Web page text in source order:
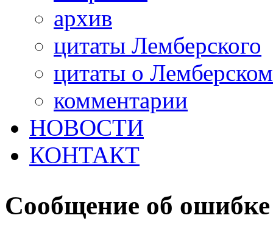
архив
цитаты Лемберского
цитаты о Лемберском
комментарии
НОВОСТИ
КОНТАКТ
Сообщение об ошибке